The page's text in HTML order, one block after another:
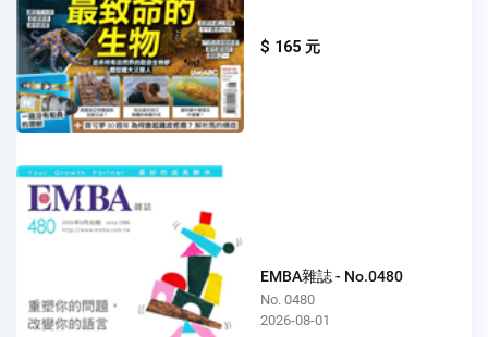
$ 165 元
EMBA雜誌 - No.0480
No. 0480
2026-08-01